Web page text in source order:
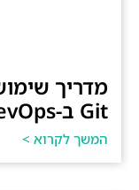
מדריך
Git ב-DevOps
המשך לקרוא >